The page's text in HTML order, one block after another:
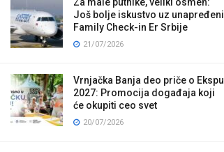
Još bolje iskustvo uz unapređeni
Family Check-in Er Srbije
21/07/2026
Vrnjačka Banja deo priče o Ekspu
2027: Promocija događaja koji
će okupiti ceo svet
20/07/2026